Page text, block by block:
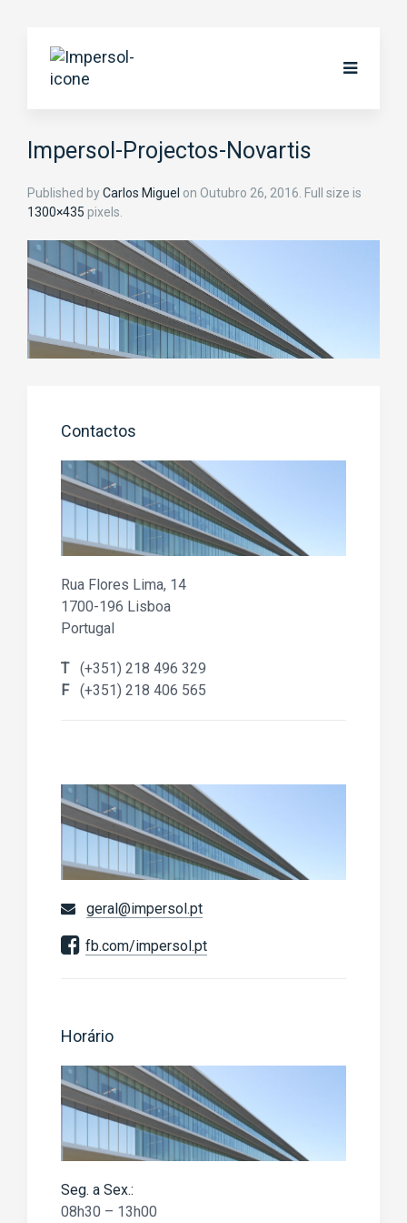
Impersol-Projectos-Novartis
Published byCarlos Miguel on Outubro 26, 2016 . Full size is
1300×435 pixels.
Contactos
Rua Flores Lima, 14
1700-196 Lisboa
Portugal
T (+351) 218 496 329
F (+351) 218 406 565
geral@impersol.pt
fb.com/impersol.pt
Horário
Seg. a Sex.:
08h30 – 13h00